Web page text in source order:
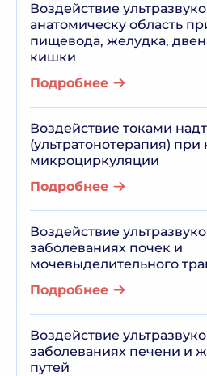
Воздействие
анатомическу область
пищевода, желудка,
кишки
Подробнее
Воздействие токами
(ультратонотерапия)
микроциркуляции
Подробнее
Воздействие
заболеваниях почек и
мочевыделительного
Подробнее
Воздействие
заболеваниях печени и
путей